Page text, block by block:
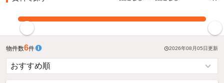
物件数6件 2026年08月05日更新